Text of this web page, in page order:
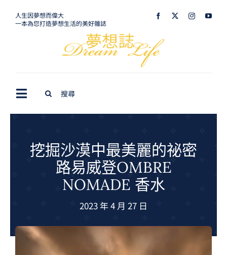
人生因夢想而偉大
一本為您打造夢想生活的美好雜誌
Toggle
Navigation
生活美學
夢想TV
挖掘沙漠中最美麗的祕密
路易威登OMBRE
NOMADE 香水
2023 年 4 月 27 日